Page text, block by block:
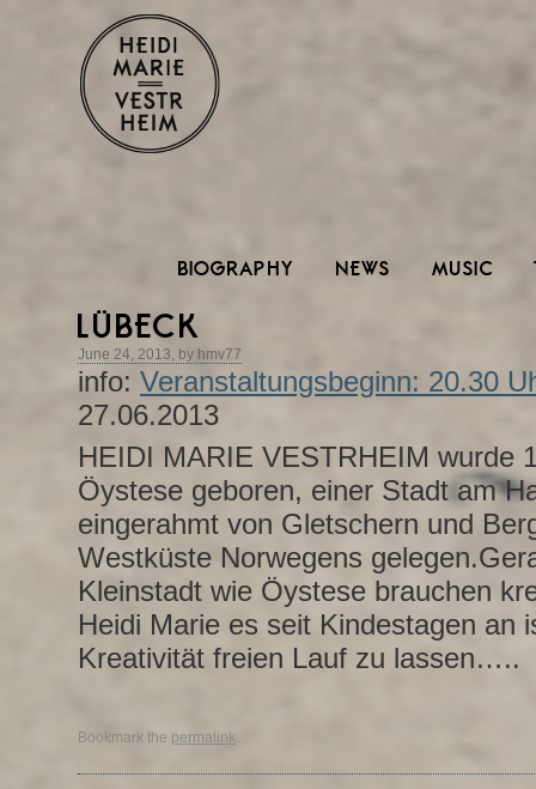
BIOGRAPHY NEWS MUSIC
LÜBECK
June 24, 2013, by hmv77
info: Veranstaltungsbeginn: 20.30
27.06.2013
HEIDI MARIE VESTRHEIM wurde
Öystese geboren, einer Stadt am
eingerahmt von Gletschern und
Westküste Norwegens
Kleinstadt wie Öystese brauchen
Heidi Marie es seit Kindestagen an
Kreativität freien Lauf zu lassen…..
Bookmark the permalink.